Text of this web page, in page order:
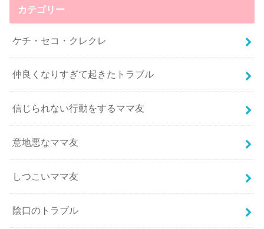
カテゴリー
ケチ・セコ・クレクレ
仲良くなりすぎて起きたトラブル
信じられない行動をするママ友
意地悪なママ友
しつこいママ友
陰口のトラブル